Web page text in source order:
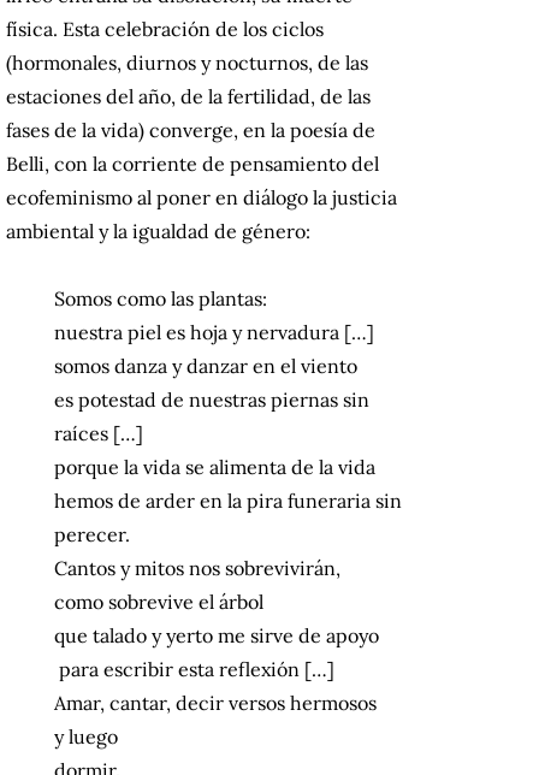
física. Esta celebración de los ciclos
(hormonales, diurnos y nocturnos, de las
estaciones del año, de la fertilidad, de las
fases de la vida) converge, en la poesía de
Belli, con la corriente de pensamiento del
ecofeminismo al poner en diálogo la justicia
ambiental y la igualdad de género:
Somos como las plantas:
nuestra piel es hoja y nervadura […]
somos danza y danzar en el viento
es potestad de nuestras piernas sin
raíces […]
porque la vida se alimenta de la vida
hemos de arder en la pira funeraria sin
perecer.
Cantos y mitos nos sobrevivirán,
como sobrevive el árbol
que talado y yerto me sirve de apoyo
para escribir esta reflexión […]
Amar, cantar, decir versos hermosos
y luego